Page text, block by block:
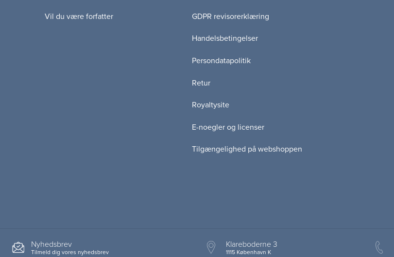
Vil du være forfatter GDPR revisorerklæring
Handelsbetingelser
Persondatapolitik
Retur
Royaltysite
E-noegler og licenser
Tilgængelighed på webshoppen
Nyhedsbrev
Tilmeld dig vores nyhedsbrev
Klareboderne 3
1115 København K